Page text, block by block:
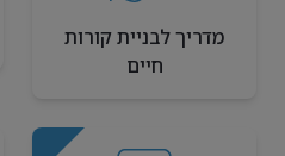
מדריך לבניית קורות
חיים